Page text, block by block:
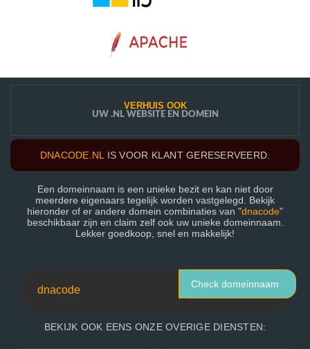
VERHUIS OOK
UW .NL WEBSITE EN DOMEIN
DNACODE.NL IS VOOR KLANT GERESERVEERD.
Een domeinnaam is een unieke bezit en kan niet door
meerdere eigenaars tegelijk worden vastgelegd. Bekijk
hieronder of er andere domein combinaties van "dnacode"
beschikbaar zijn en claim zelf ook uw unieke domeinnaam.
Lekker goedkoop, snel en makkelijk!
Check domeinnaam
BEKIJK OOK EENS ONZE OVERIGE DIENSTEN: